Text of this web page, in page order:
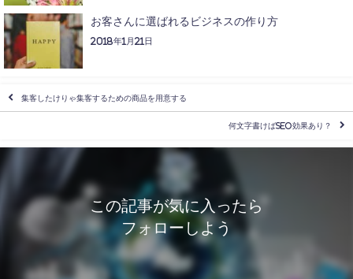
お客さんに選ばれるビジネスの作り方
2018年1月21日
集客したけりゃ集客するための商品を用意する
何文字書けばSEO効果あり？
この記事が気に入ったら
フォローしよう